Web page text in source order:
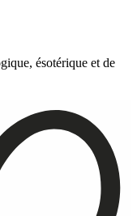
ésotérique et de